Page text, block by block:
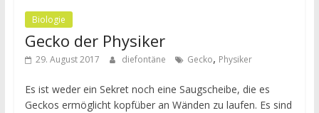
Biologie
Gecko der Physiker
29. August 2017 diefontäne Gecko, Physiker
Es ist weder ein Sekret noch eine Saugscheibe, die es
Geckos ermöglicht kopfüber an Wänden zu laufen. Es sind